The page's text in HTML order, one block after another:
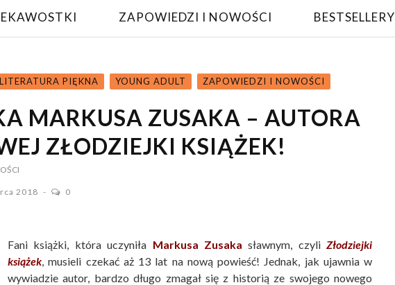
ZAPOWIEDZI I NOWOŚCI BESTSELLERY
LITERATURA PIĘKNA YOUNG ADULT ZAPOWIEDZI I NOWOŚCI
MARKUSA ZUSAKA – AUTORA
ZŁODZIEJKI KSIĄŻEK!
2018 0
Fani książki, która uczyniła Markusa Zusaka sławnym, czyli Złodziejki
książek, musieli czekać aż 13 lat na nową powieść! Jednak, jak ujawnia w
wywiadzie autor, bardzo długo zmagał się z historią ze swojego nowego